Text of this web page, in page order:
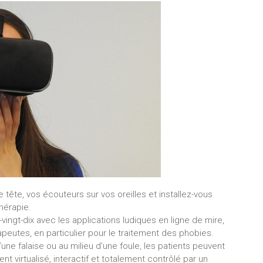
vos écouteurs sur vos oreilles et installez-vous
dix avec les applications ludiques en ligne de mire,
en particulier pour le traitement des phobies.
falaise ou au milieu d’une foule, les patients peuvent
virtualisé, interactif et totalement contrôlé par un